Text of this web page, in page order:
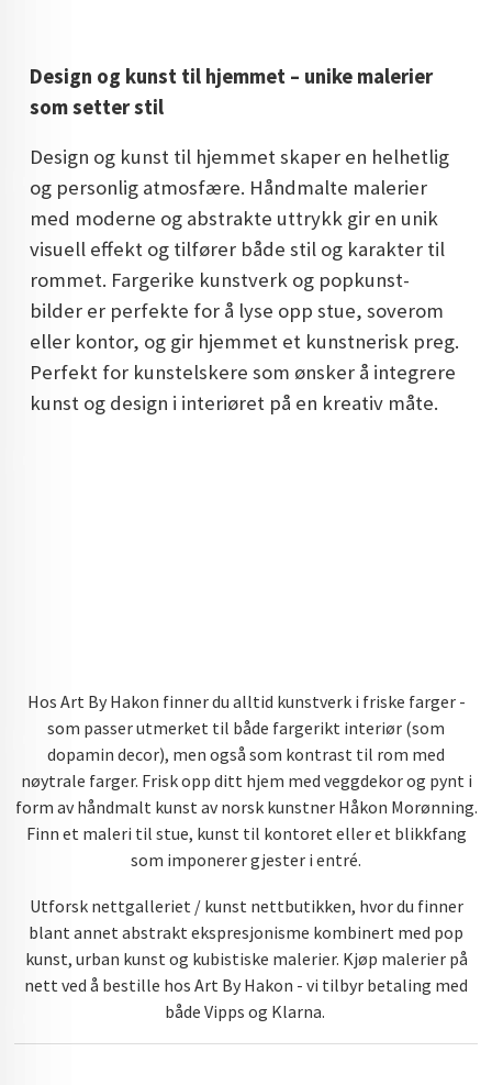
DOPAMIN DECOR NORGE
Design og kunst til hjemmet – unike malerier
som setter stil
Design og kunst til hjemmet skaper en helhetlig
og personlig atmosfære. Håndmalte malerier
med moderne og abstrakte uttrykk gir en unik
visuell effekt og tilfører både stil og karakter til
rommet. Fargerike kunstverk og popkunst-
bilder er perfekte for å lyse opp stue, soverom
eller kontor, og gir hjemmet et kunstnerisk preg.
Perfekt for kunstelskere som ønsker å integrere
kunst og design i interiøret på en kreativ måte.
Hos Art By Hakon finner du alltid kunstverk i friske farger -
som passer utmerket til både fargerikt interiør (som
dopamin decor), men også som kontrast til rom med
nøytrale farger. Frisk opp ditt hjem med veggdekor og pynt i
form av håndmalt kunst av norsk kunstner Håkon Morønning.
Finn et maleri til stue, kunst til kontoret eller et blikkfang
som imponerer gjester i entré.
Utforsk nettgalleriet / kunst nettbutikken, hvor du finner
blant annet abstrakt ekspresjonisme kombinert med pop
kunst, urban kunst og kubistiske malerier. Kjøp malerier på
nett ved å bestille hos Art By Hakon - vi tilbyr betaling med
både Vipps og Klarna.